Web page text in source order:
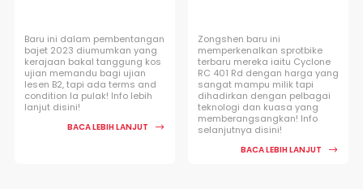
Baru ini dalam pembentangan
bajet 2023 diumumkan yang
kerajaan bakal tanggung kos
ujian memandu bagi ujian
lesen B2, tapi ada terms and
condition la pulak! Info lebih
lanjut disini!
BACA LEBIH LANJUT
Zongshen baru ini
memperkenalkan sprotbike
terbaru mereka iaitu Cyclone
RC 401 Rd dengan harga yang
sangat mampu milik tapi
dihadirkan dengan pelbagai
teknologi dan kuasa yang
memberangsangkan! Info
selanjutnya disini!
BACA LEBIH LANJUT